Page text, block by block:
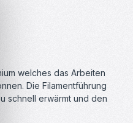
welches das Arbeiten
Die Filamentführung
schnell erwärmt und den